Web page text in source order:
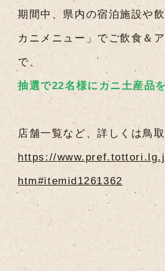
期間中、県内の宿泊施設や
カニメニュー」でご飲食＆
で、
抽選で22名様にカニ土産品
店舗一覧など、詳しくは鳥
https://
htm#itemid1261362